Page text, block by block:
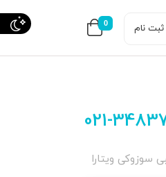
0 ثبت نام
021-
سوزوکی ویتارا